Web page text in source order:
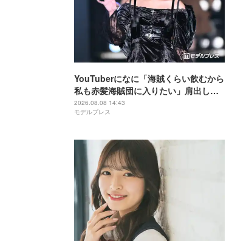
YouTuberになに「海賊くらい飲むから
私も赤髪海賊団に入りたい」肩出しコ
ーデ公開「ビジュアル良すぎ」「セク
シー」
2026.08.08 14:43
モデルプレス